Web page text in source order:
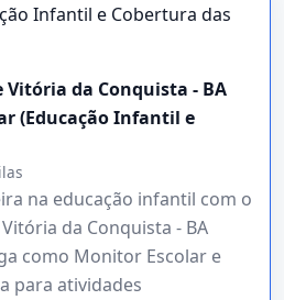
Vitória da Conquista - BA
(Educação Infantil e
na educação infantil com o
da Conquista - BA
como Monitor Escolar e
para atividades